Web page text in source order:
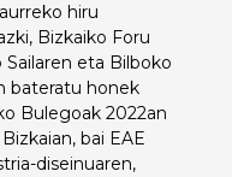
hiru
Bizkaiko Foru
eta Bilboko
bateratu honek
Bulegoak 2022an
bai EAE
diseinuaren,